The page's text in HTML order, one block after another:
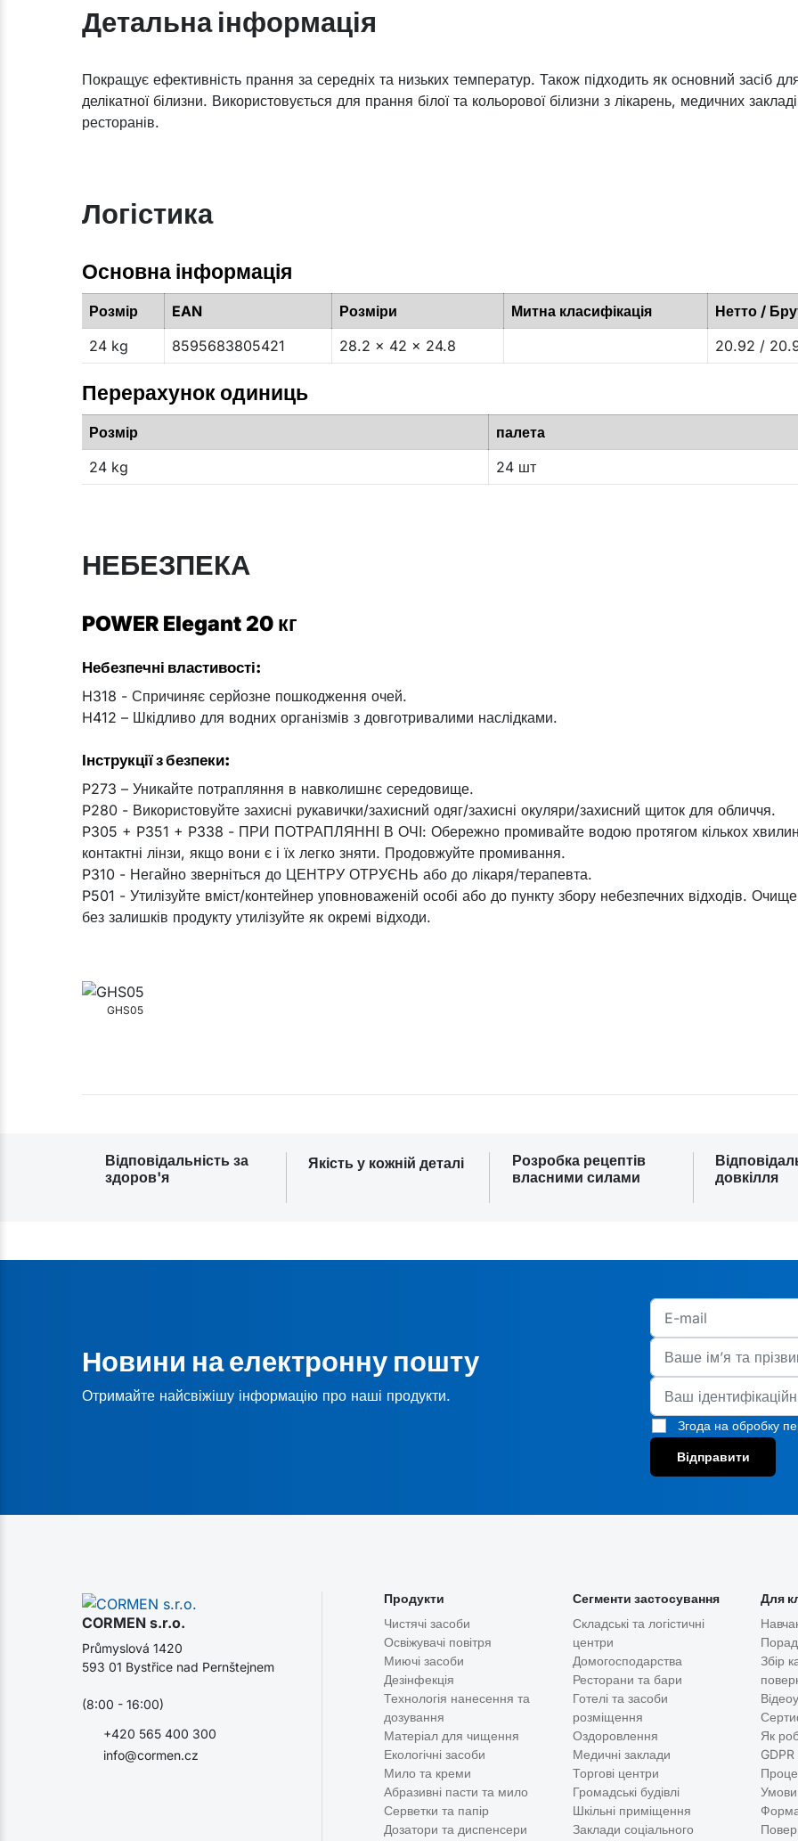
Детальна інформація
Покращує ефективність прання за середніх та низьких температур. Також підходить як основний засіб
делікатної білизни. Використовується для прання білої та кольорової білизни з лікарень, медичних
ресторанів.​
Логістика
Основна інформація
Розмір EAN Розміри Митна класифікація
Нетто /
24 kg
8595683805421 28.2 x 42 x 24.8 20.92 /
Перерахунок одиниць
Розмір
палета
24 kg
24 шт
НЕБЕЗПЕКА
POWER Elegant 20 кг
Небезпечні властивості:
H318 - Спричиняє серйозне пошкодження очей.
H412 – Шкідливо для водних організмів з довготривалими наслідками.
Інструкції з безпеки:
P273 – Уникайте потрапляння в навколишнє середовище.
P280 - Використовуйте захисні рукавички/захисний одяг/захисні окуляри/захисний щиток для обличчя.
P305 + P351 + P338 - ПРИ ПОТРАПЛЯННІ В ОЧІ: Обережно промивайте водою протягом кількох хвилин.
контактні лінзи, якщо вони є і їх легко зняти. Продовжуйте промивання.
P310 - Негайно зверніться до ЦЕНТРУ ОТРУЄНЬ або до лікаря/терапевта.
P501 - Утилізуйте вміст/контейнер уповноваженій особі або до пункту збору небезпечних відходів.
без залишків продукту утилізуйте як окремі відходи.
GHS05
Відповідальність за
здоров'я
Якість у кожній деталі
Розробка рецептів
власними силами
довкілля
Новини на електронну пошту
Отримайте найсвіжішу інформацію про наші продукти.
Згода на обробку
Відправити
CORMEN s.r.o.
info@cormen.cz
+420 565 400 300
Průmyslová 1420
593 01 Bystřice nad Pernštejnem
(8:00 - 16:00)
Продукти
Чистячі засоби
Освіжувачі повітря
Миючі засоби
Дезінфекція
Технологія нанесення та
дозування
Матеріал для чищення
Екологічні засоби
Мило та креми
Абразивні пасти та мило
Серветки та папір
Дозатори та диспенсери
Сегменти застосування
Складські та логістичні
центри
Домогосподарства
Ресторани та бари
Готелі та засоби
розміщення
Оздоровлення
Медичні заклади
Торгові центри
Громадські будівлі
Шкільні приміщення
Заклади соціального
Для
Збір
Як
GDPR